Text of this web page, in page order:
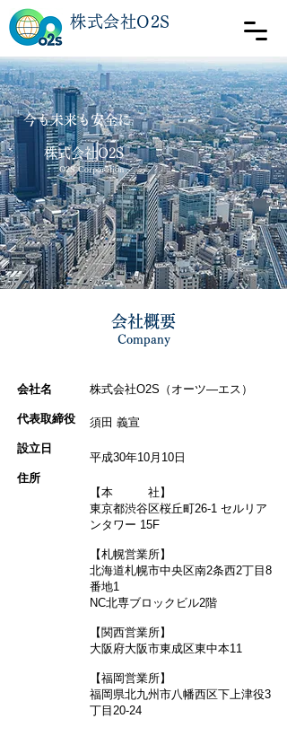
株式会社O2S
株式会社O2S​
O2S Corporation
今も未来も安全に
会社概要
​Company
株式会社O2S（オーツ―エス）
須田 義宣
平成30年10月10日
会社名
代表取締役
設立日
住所
【本 社】
東京都渋谷区桜丘町26-1 セルリア
ンタワー 15F
【札幌営業所】
北海道札幌市中央区南2条西2丁目8
番地1
NC北専ブロックビル2階
【関西営業所】
大阪府大阪市東成区東中本11
【福岡営業所】
福岡県北九州市八幡西区下上津役3
丁目20-24